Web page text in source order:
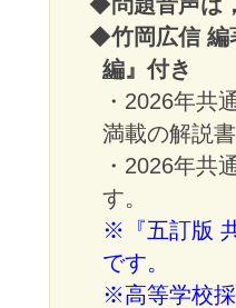
◆竹岡広信 編
編』付き
・2026年共
満載の解説
・2026年共
す。
※『五訂版
です。
※高等学校